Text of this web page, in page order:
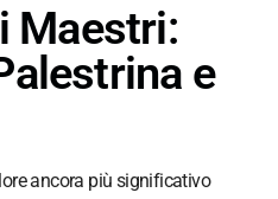
Maestri:
e
ancora più significativo